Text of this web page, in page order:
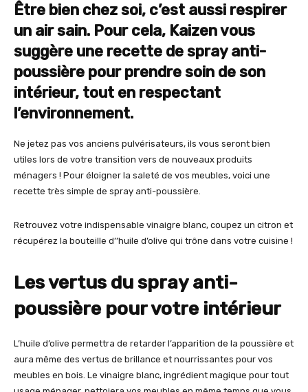
Être bien chez soi, c’est aussi respirer
un air sain. Pour cela, Kaizen vous
suggère une recette de spray anti-
poussière pour prendre soin de son
intérieur, tout en respectant
l’environnement.
Ne jetez pas vos anciens pulvérisateurs, ils vous seront bien
utiles lors de votre transition vers de nouveaux produits
ménagers ! Pour éloigner la saleté de vos meubles, voici une
recette très simple de spray anti-poussière.
Retrouvez votre indispensable vinaigre blanc, coupez un citron et
récupérez la bouteille d’’huile d’olive qui trône dans votre cuisine !
Les vertus du spray anti-
poussière pour votre intérieur
L’huile d’olive permettra de retarder l’apparition de la poussière et
aura même des vertus de brillance et nourrissantes pour vos
meubles en bois. Le vinaigre blanc, ingrédient magique pour tout